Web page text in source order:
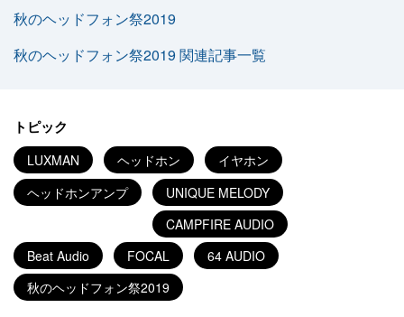
秋のヘッドフォン祭2019
秋のヘッドフォン祭2019 関連記事一覧
トピック
LUXMAN ヘッドホン
イヤホン
ヘッドホンアンプ
UNIQUE MELODY
CAMPFIRE AUDIO
Beat Audio
FOCAL
64 AUDIO
秋のヘッドフォン祭2019